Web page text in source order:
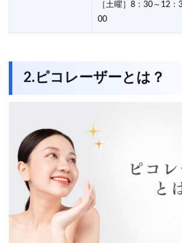
［土曜］8：30～12：
00
2.ピコレーザーとは？